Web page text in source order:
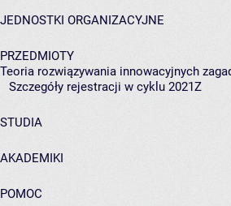
JEDNOSTKI ORGANIZACYJNE
PRZEDMIOTY
Teoria rozwiązywania innowacyjnych
Szczegóły rejestracji w cyklu 2021Z
STUDIA
AKADEMIKI
POMOC